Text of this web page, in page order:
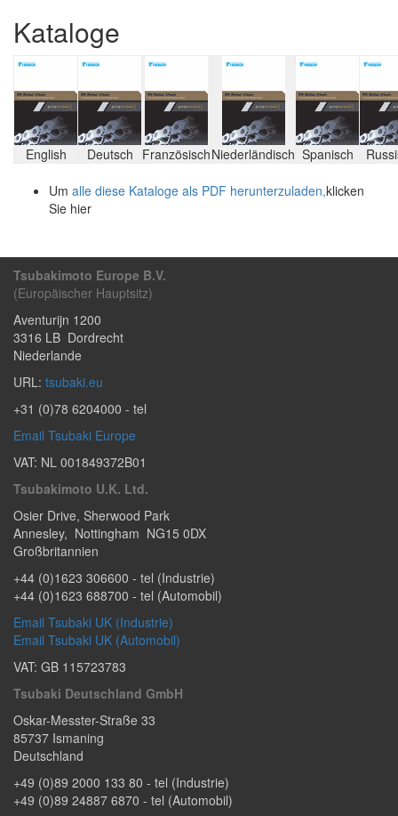
Kataloge
English Deutsch FranzösischNiederländisch Spanisch
Um alle diese Kataloge als PDF herunterzuladen,klicken
Sie hier
Tsubakimoto Europe B.V.
(Europäischer Hauptsitz)
Aventurijn 1200
3316 LB Dordrecht
Niederlande
URL: tsubaki.eu
+31 (0)78 6204000 - tel
Email Tsubaki Europe
VAT: NL 001849372B01
Tsubakimoto U.K. Ltd.
Osier Drive, Sherwood Park
Annesley, Nottingham NG15 0DX
Großbritannien​
+44 (0)1623 306600 - tel (Industrie)
+44 (0)1623 688700 - tel (Automobil)
Email Tsubaki UK (Industrie)
Email Tsubaki UK (Automobil)
VAT: GB 115723783
Tsubaki Deutschland GmbH
Oskar-Messter-Straße 33
85737 Ismaning
Deutschland
+49 (0)89 2000 133 80 - tel (Industrie)
+49 (0)89 24887 6870 - tel (Automobil)